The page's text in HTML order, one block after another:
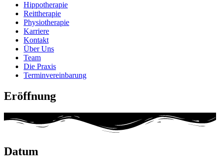
Hippotherapie
Reittherapie
Physiotherapie
Karriere
Kontakt
Über Uns
Team
Die Praxis
Terminvereinbarung
Eröffnung
Datum